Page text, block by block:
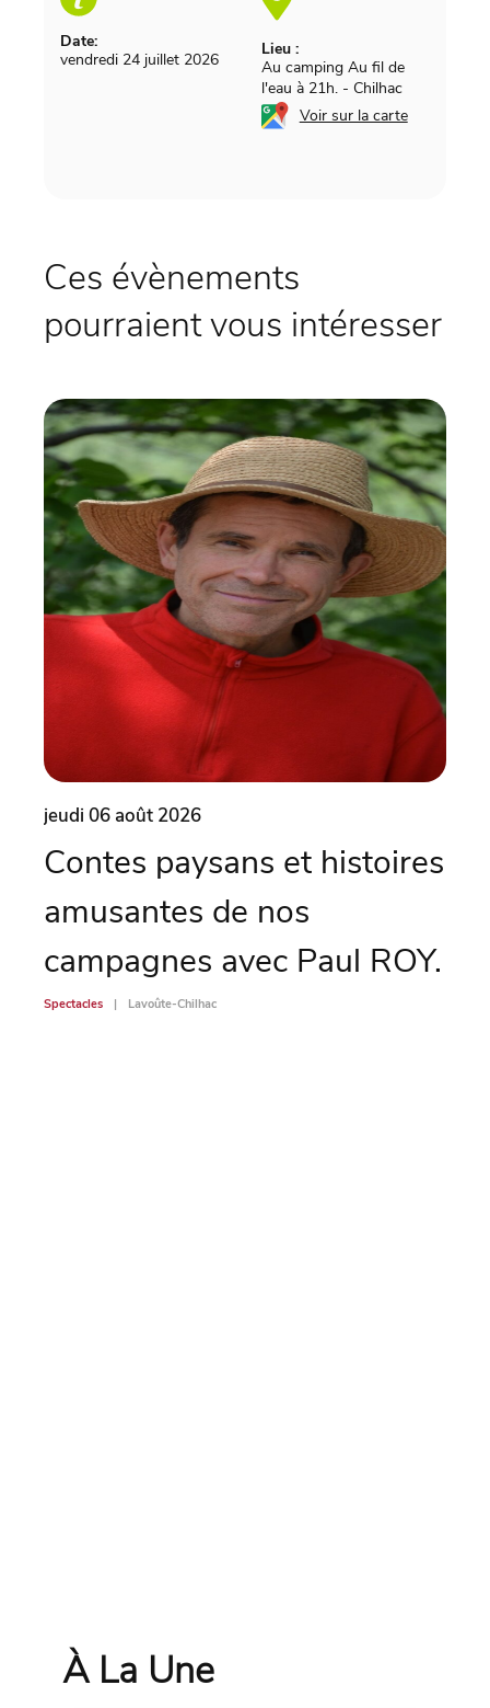
Date:
vendredi 24 juillet 2026
Lieu :
Au camping Au fil de
l'eau à 21h. - Chilhac
Voir sur la carte
Ces évènements
pourraient vous intéresser
jeudi 06 août 2026
Contes paysans et histoires
amusantes de nos
campagnes avec Paul ROY.
Spectacles Lavoûte-Chilhac
À La Une